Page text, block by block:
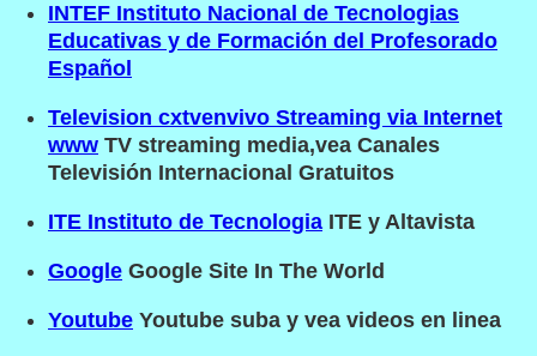
INTEF Instituto Nacional de Tecnologias
Educativas y de Formación del Profesorado
Español
Television cxtvenvivo Streaming via Internet
www TV streaming media,vea Canales
Televisión Internacional Gratuitos
ITE Instituto de Tecnologia ITE y Altavista
Google Google Site In The World
Youtube Youtube suba y vea videos en linea